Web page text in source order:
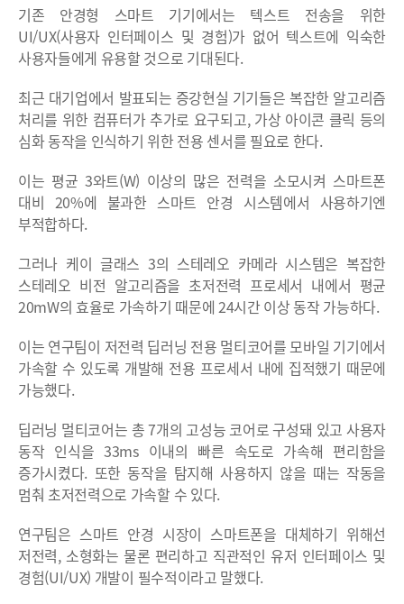
기존 안경형 스마트 기기에서는 텍스트 전송을 위한
UI/UX(사용자 인터페이스 및 경험)가 없어 텍스트에 익숙한
사용자들에게 유용할 것으로 기대된다.
최근 대기업에서 발표되는 증강현실 기기들은 복잡한 알고리즘
처리를 위한 컴퓨터가 추가로 요구되고, 가상 아이콘 클릭 등의
심화 동작을 인식하기 위한 전용 센서를 필요로 한다.
이는 평균 3와트(W) 이상의 많은 전력을 소모시켜 스마트폰
대비 20%에 불과한 스마트 안경 시스템에서 사용하기엔
부적합하다.
그러나 케이 글래스 3의 스테레오 카메라 시스템은 복잡한
스테레오 비전 알고리즘을 초저전력 프로세서 내에서 평균
20mW의 효율로 가속하기 때문에 24시간 이상 동작 가능하다.
이는 연구팀이 저전력 딥러닝 전용 멀티코어를 모바일 기기에서
가속할 수 있도록 개발해 전용 프로세서 내에 집적했기 때문에
가능했다.
딥러닝 멀티코어는 총 7개의 고성능 코어로 구성돼 있고 사용자
동작 인식을 33ms 이내의 빠른 속도로 가속해 편리함을
증가시켰다. 또한 동작을 탐지해 사용하지 않을 때는 작동을
멈춰 초저전력으로 가속할 수 있다.
연구팀은 스마트 안경 시장이 스마트폰을 대체하기 위해선
저전력, 소형화는 물론 편리하고 직관적인 유저 인터페이스 및
경험(UI/UX) 개발이 필수적이라고 말했다.